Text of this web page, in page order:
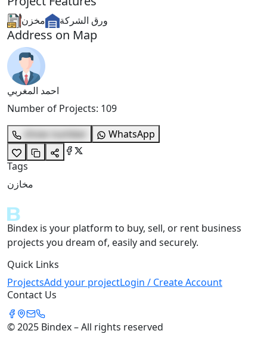
ورق الشركة مخزن
Address on Map
احمد المغربي
Number of Projects: 109
show number
WhatsApp
Tags
مخازن
Bindex is your platform to buy, sell, or rent business
projects you dream of, easily and securely.
Quick Links
ProjectsAdd your projectLogin / Create Account
Contact Us
© 2025 Bindex – All rights reserved